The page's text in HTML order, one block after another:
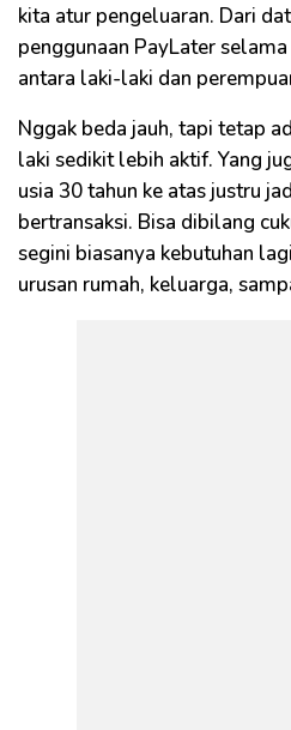
kita atur pengeluaran. Dari
penggunaan PayLater
antara laki-laki dan
Nggak beda jauh, tapi tetap
laki sedikit lebih aktif. Yang
usia 30 tahun ke atas justru
bertransaksi. Bisa dibilang
segini biasanya kebutuhan
urusan rumah, keluarga,